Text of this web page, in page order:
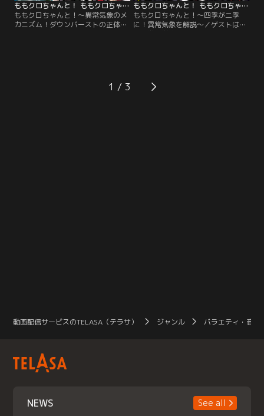
ももクロちゃんと！ ももクロちゃんと！～異常気象のメカニズム！ダウンバーストの正体は？～（2026/01/24放送分）
ももクロちゃんと！～異常気象のメ
カニズム！ダウンバーストの正体
報士に！？百田夏菜子の発言に立花
ももクロちゃんと！ ももクロちゃんと！～四季が二季に！異常気象を解説～（2026/01/17放送分）
ももクロちゃんと！～四季が二季
に！異常気象を解説～／ゲストは三
大賞トップテン」を受賞し話題に。
異常気象のメカニズムを立花先生が
1
動画配信サービスのTELASA（テラサ） ジャンル バラエティ・音楽
NEWS See all